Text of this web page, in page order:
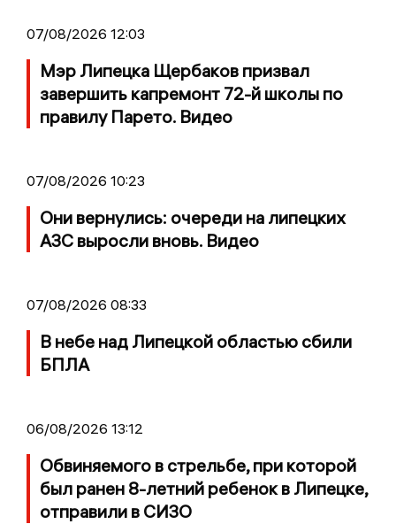
07/08/2026 12:03
Мэр Липецка Щербаков призвал
завершить капремонт 72-й школы по
правилу Парето. Видео
07/08/2026 10:23
Они вернулись: очереди на липецких
АЗС выросли вновь. Видео
07/08/2026 08:33
В небе над Липецкой областью сбили
БПЛА
06/08/2026 13:12
Обвиняемого в стрельбе, при которой
был ранен 8-летний ребенок в Липецке,
отправили в СИЗО